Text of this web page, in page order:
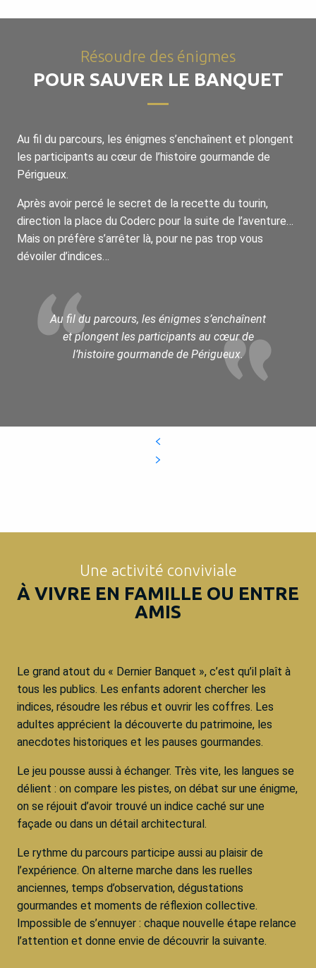
Résoudre des énigmes
POUR SAUVER LE BANQUET
Au fil du parcours, les énigmes s’enchaînent et plongent
les participants au cœur de l’histoire gourmande de
Périgueux.
Après avoir percé le secret de la recette du tourin,
direction la place du Coderc pour la suite de l’aventure…
Mais on préfère s’arrêter là, pour ne pas trop vous
dévoiler d’indices…
Au fil du parcours, les énigmes s’enchaînent
et plongent les participants au cœur de
l’histoire gourmande de Périgueux.
Une activité conviviale
À VIVRE EN FAMILLE OU ENTRE
AMIS
Le grand atout du « Dernier Banquet », c’est qu’il plaît à
tous les publics. Les enfants adorent chercher les
indices, résoudre les rébus et ouvrir les coffres. Les
adultes apprécient la découverte du patrimoine, les
anecdotes historiques et les pauses gourmandes.
Le jeu pousse aussi à échanger. Très vite, les langues se
délient : on compare les pistes, on débat sur une énigme,
on se réjouit d’avoir trouvé un indice caché sur une
façade ou dans un détail architectural.
Le rythme du parcours participe aussi au plaisir de
l’expérience. On alterne marche dans les ruelles
anciennes, temps d’observation, dégustations
gourmandes et moments de réflexion collective.
Impossible de s’ennuyer : chaque nouvelle étape relance
l’attention et donne envie de découvrir la suivante.